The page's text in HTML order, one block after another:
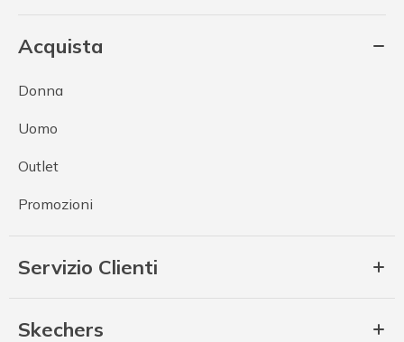
Acquista
Donna
Uomo
Outlet
Promozioni
Servizio Clienti
Skechers